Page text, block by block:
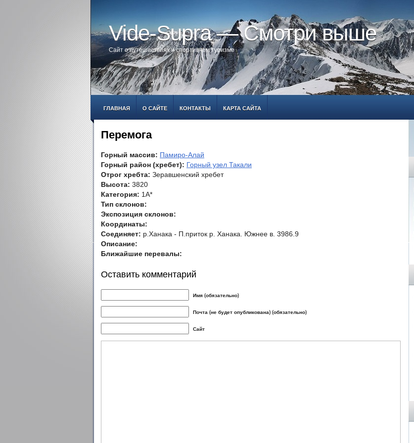
Vide-Supra — Смотри выше
Сайт о путешествиях и спортивном туризме
ГЛАВНАЯ О САЙТЕ КОНТАКТЫ КАРТА САЙТА
Перемога
Горный массив: Памиро-Алай
Горный район (хребет): Горный узел Такали
Отрог хребта: Зеравшенский хребет
Высота: 3820
Категория: 1А*
Тип склонов:
Экспозиция склонов:
Координаты:
Соединяет: р.Ханака - П.приток р. Ханака. Южнее в. 3986.9
Описание:
Ближайшие перевалы:
Оставить комментарий
Имя (обязательно)
Почта (не будет опубликована) (обязательно)
Сайт